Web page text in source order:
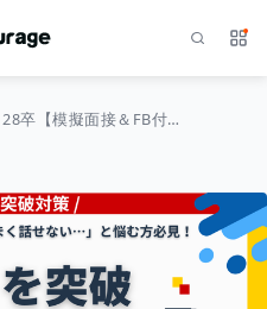
サ
28卒【模擬面接＆FB付】人事が直接伝授！サマーインターン選考を勝ち抜くための「面接の型」構築セミナー